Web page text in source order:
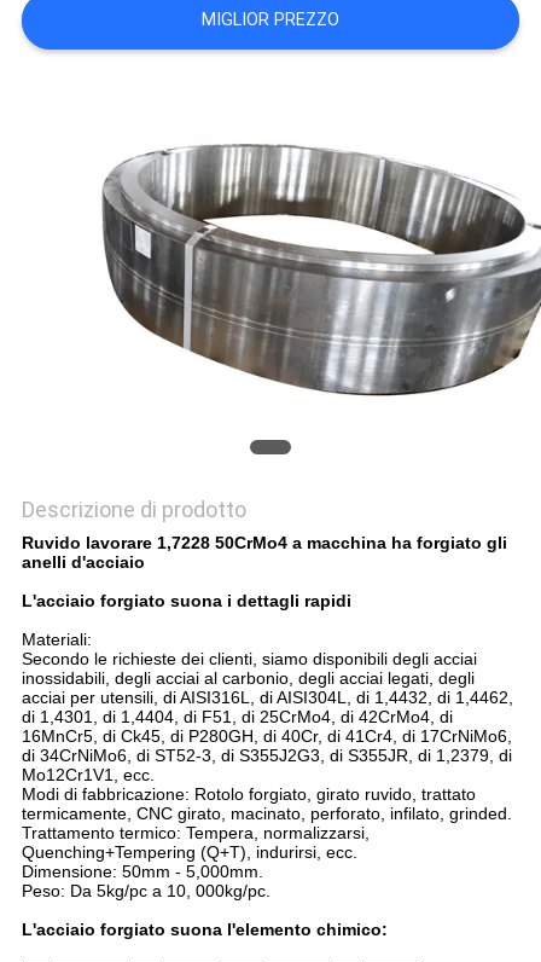
RICHIEDA
UNA
MAPPA
MIGLIOR PREZZO
Descrizione di prodotto
Ruvido lavorare 1,7228 50CrMo4 a macchina ha forgiato gli
anelli d'acciaio
L'acciaio forgiato suona i dettagli rapidi
Materiali:
Secondo le richieste dei clienti, siamo disponibili degli acciai
inossidabili, degli acciai al carbonio, degli acciai legati, degli
acciai per utensili, di AISI316L, di AISI304L, di 1,4432, di 1,4462,
di 1,4301, di 1,4404, di F51, di 25CrMo4, di 42CrMo4, di
16MnCr5, di Ck45, di P280GH, di 40Cr, di 41Cr4, di 17CrNiMo6,
di 34CrNiMo6, di ST52-3, di S355J2G3, di S355JR, di 1,2379, di
Mo12Cr1V1, ecc.
Modi di fabbricazione: Rotolo forgiato, girato ruvido, trattato
termicamente, CNC girato, macinato, perforato, infilato, grinded.
Trattamento termico: Tempera, normalizzarsi,
Quenching+Tempering (Q+T), indurirsi, ecc.
Dimensione: 50mm - 5,000mm.
Peso: Da 5kg/pc a 10, 000kg/pc.
L'acciaio forgiato suona l'elemento chimico: